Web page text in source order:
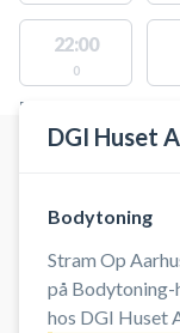
22:00
0
FACILITIES WITH
DGI Huset
Bodytoning
Stram Op
på Bodytoning-
hos DGI Huset